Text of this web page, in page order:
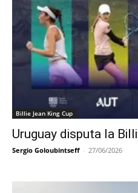
Billie Jean King Cup
Uruguay disputa la
Sergio Goloubintseff - 27/06/2026